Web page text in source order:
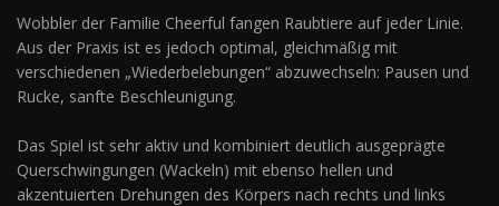
Wobbler der Familie Cheerful fangen Raubtiere auf jeder Linie.
Aus der Praxis ist es jedoch optimal, gleichmäßig mit
verschiedenen „Wiederbelebungen“ abzuwechseln: Pausen und
Rucke, sanfte Beschleunigung.
Das Spiel ist sehr aktiv und kombiniert deutlich ausgeprägte
Querschwingungen (Wackeln) mit ebenso hellen und
akzentuierten Drehungen des Körpers nach rechts und links